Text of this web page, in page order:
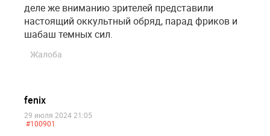
деле же вниманию зрителей представили
настоящий оккультный обряд, парад фриков и
шабаш темных сил.
Жалоба
fenix
29 июля 2024 21:05
#100901